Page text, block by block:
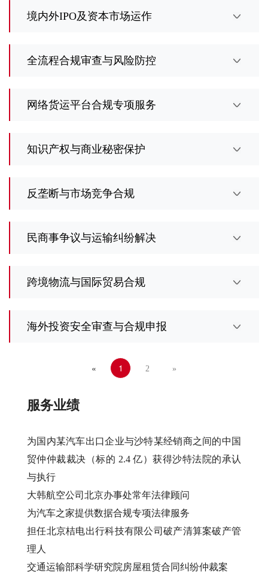
境内外IPO及资本市场运作
全流程合规审查与风险防控
网络货运平台合规专项服务
知识产权与商业秘密保护
反垄断与市场竞争合规
民商事争议与运输纠纷解决
跨境物流与国际贸易合规
海外投资安全审查与合规申报
« 1 2 »
服务业绩
为国内某汽车出口企业与沙特某经销商之间的中国
贸仲仲裁裁决（标的 2.4 亿）获得沙特法院的承认
与执行
大韩航空公司北京办事处常年法律顾问
为汽车之家提供数据合规专项法律服务
担任北京桔电出行科技有限公司破产清算案破产管
理人
交通运输部科学研究院房屋租赁合同纠纷仲裁案